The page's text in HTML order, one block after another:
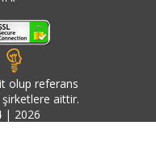
yeni
olan
olup referans
aittir.
| 2026